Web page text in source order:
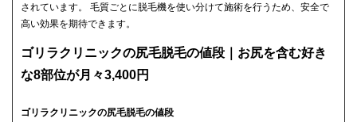
されています。 毛質ごとに脱毛機を使い分けて施術を行うため、安全で
高い効果を期待できます。
ゴリラクリニックの尻毛脱毛の値段｜お尻を含む好き
な8部位が月々3,400円
ゴリラクリニックの尻毛脱毛の値段